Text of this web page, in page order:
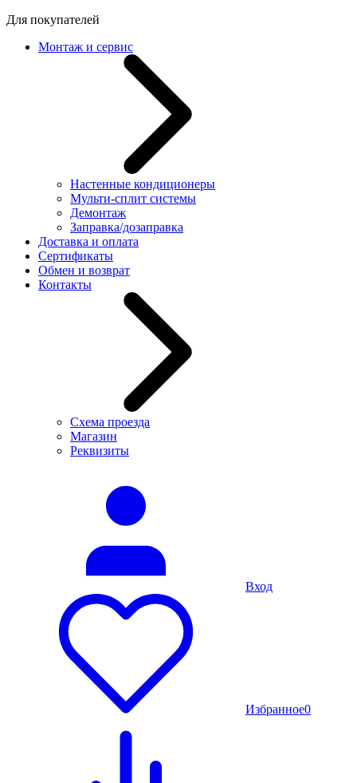
Для покупателей
Монтаж и сервис
Настенные кондиционеры
Мульти-сплит системы
Демонтаж
Заправка/дозаправка
Доставка и оплата
Сертификаты
Обмен и возврат
Контакты
Схема проезда
Магазин
Реквизиты
Вход
Избранное0